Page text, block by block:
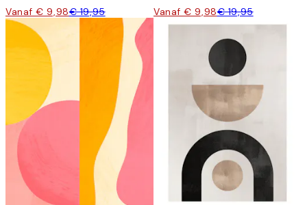
Vanaf € 9,98€ 19,95 Vanaf € 9,98€ 19,95